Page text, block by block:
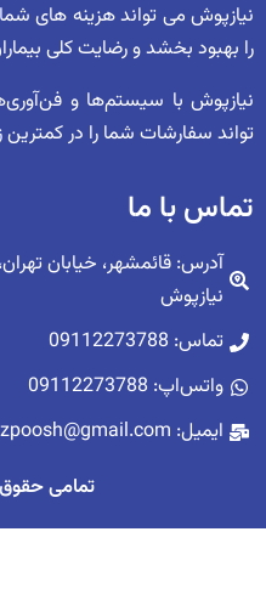
نیازپوش می تواند هزینه های
را بهبود بخشد و رضایت کلی
نیازپوش با سیستم‌ها و
تواند سفارشات شما را در
تماس با ما
نیازپوش
تماس: 09112273788
واتس‌اپ: 09112273788
ایمیل: niazpoosh@gmail.com
تمامی